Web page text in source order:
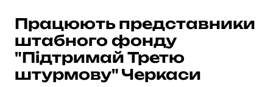
Працюють представники
штабного фонду
"Підтримай Третю
штурмову" Черкаси